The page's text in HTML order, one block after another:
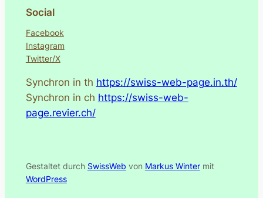
Social
Facebook
Instagram
Twitter/X
Synchron in th https://swiss-web-page.in.th/
Synchron in ch https://swiss-web-
page.revier.ch/
Gestaltet durch SwissWeb von Markus Wintermit
WordPress